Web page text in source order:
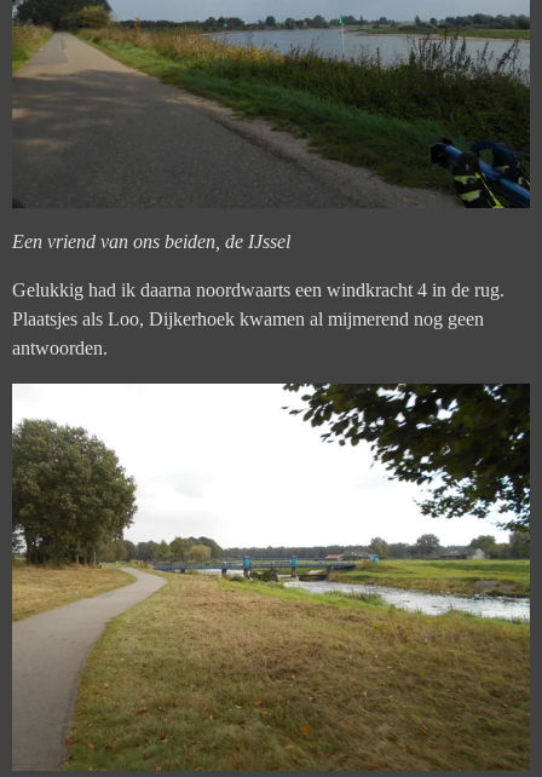
Een vriend van ons beiden, de IJssel
Gelukkig had ik daarna noordwaarts een windkracht 4 in de rug.
Plaatsjes als Loo, Dijkerhoek kwamen al mijmerend nog geen
antwoorden.